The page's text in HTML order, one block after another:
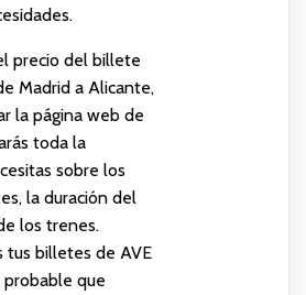
precio del billete
Madrid a Alicante,
la página web de
toda la
sobre los
la duración del
los trenes.
tus billetes de AVE
probable que